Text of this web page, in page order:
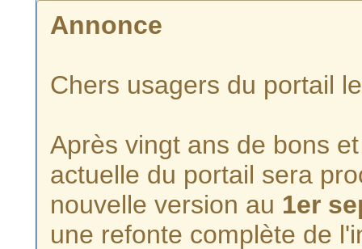
Annonce
Chers usagers du portail
Après vingt ans de bons
actuelle du portail sera
nouvelle version au 1er
une refonte complète de